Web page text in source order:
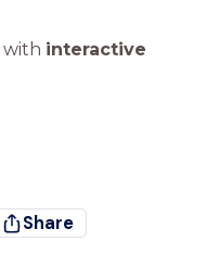
with interactive
Share